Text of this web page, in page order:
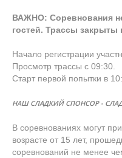
ВАЖНО: Соревнования
гостей. Трассы закрыты
Начало регистрации
Просмотр трассы с 09:30.
Старт первой попытки в
НАШ СЛАДКИЙ СПОНСОР -
В соревнованиях могут
возрасте от 15 лет,
соревнований не менее